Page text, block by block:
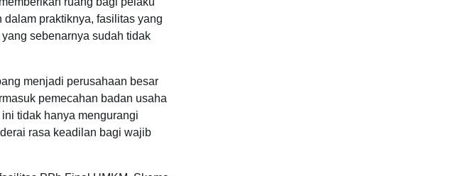
praktiknya, fasilitas yang
sebenarnya sudah tidak
menjadi perusahaan besar
pemecahan badan usaha
tidak hanya mengurangi
rasa keadilan bagi wajib